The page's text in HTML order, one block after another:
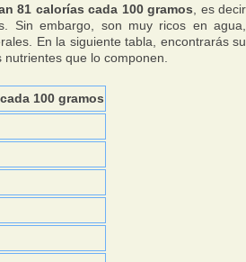
81 calorías cada 100 gramos , es decir
Sin embargo, son muy ricos en agua,
En la siguiente tabla, encontrarás su
que lo componen.
100 gramos